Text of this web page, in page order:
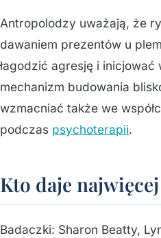
Antropolodzy uważają, że
dawaniem prezentów u
łagodzić agresję i inicjować
mechanizm budowania
wzmacniać także we
podczas psychoterapii.
Kto daje
Badaczki: Sharon Beatty,